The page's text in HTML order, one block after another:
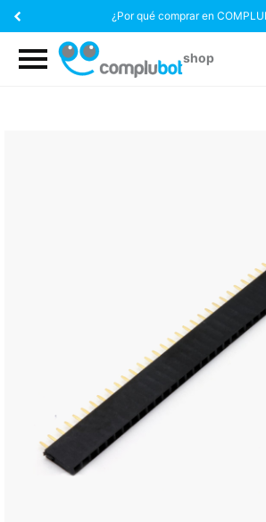
¿Por qué comprar en